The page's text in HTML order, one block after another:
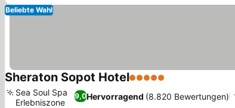
Beliebte Wahl
Sheraton Sopot Hotel5 Sterne
9,0Hervorragend (8.820 Bewertungen)
Sea Soul Spa
Erlebniszone